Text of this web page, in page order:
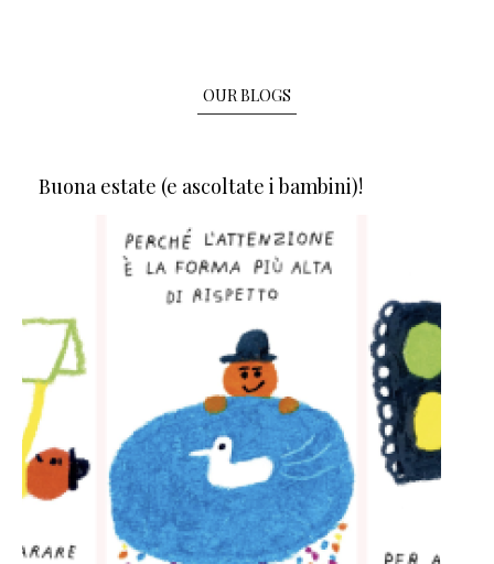
OUR BLOGS
Buona estate (e ascoltate i bambini)!